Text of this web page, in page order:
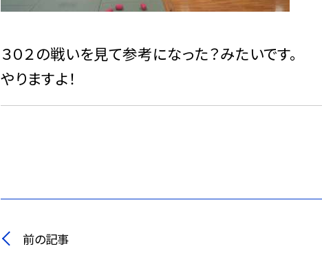
３０２の戦いを見て参考になった？みたいです。
やりますよ！
前の記事